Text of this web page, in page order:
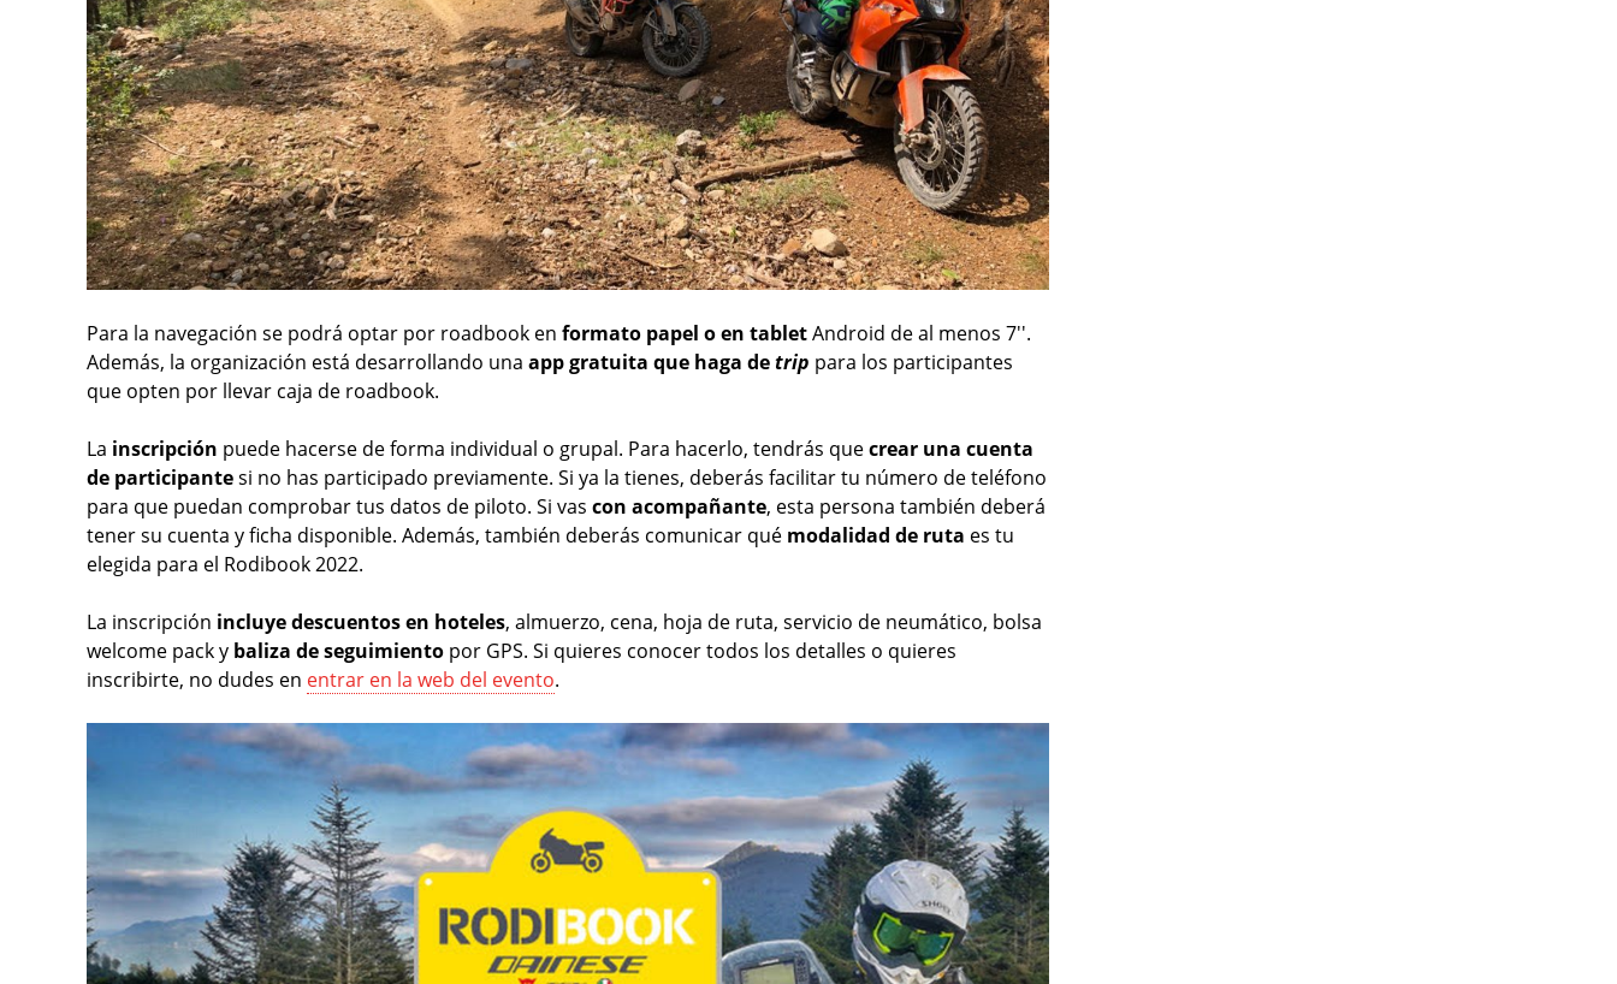
Para la navegación se podrá optar por roadbook en formato papel o en tabletAndroid de al menos 7''.
Además, la organización está desarrollando una app gratuita que haga detrip para los participantes
que opten por llevar caja de roadbook.
La inscripción puede hacerse de forma individual o grupal. Para hacerlo, tendrás quecrear una cuenta
de participantesi no has participado previamente. Si ya la tienes, deberás facilitar tu número de teléfono
para que puedan comprobar tus datos de piloto. Si vas con acompañante, esta persona también deberá
tener su cuenta y ficha disponible. Además, también deberás comunicar qué modalidad de ruta es tu
elegida para el Rodibook 2022.
La inscripción incluye descuentos en hoteles, almuerzo, cena, hoja de ruta, servicio de neumático, bolsa
welcome pack y baliza de seguimiento por GPS. Si quieres conocer todos los detalles o quieres
inscribirte, no dudes en entrar en la web del evento.